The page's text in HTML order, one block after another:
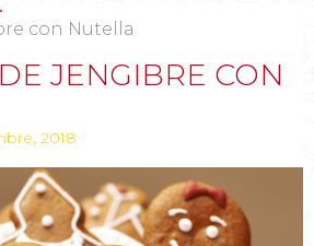
con Nutella
JENGIBRE CON
2018